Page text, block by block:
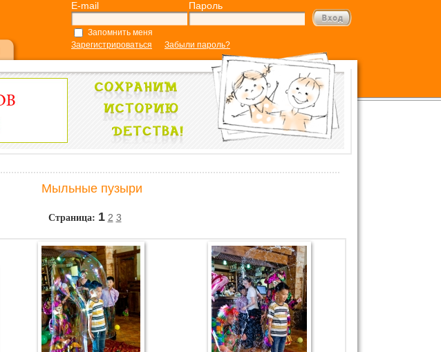
E-mail Пароль
Запомнить меня
Зарегистрироваться
Забыли пароль?
Мыльные пузыри
Страница: 1 2 3